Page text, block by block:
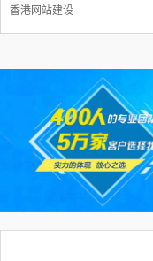
香港网站建设